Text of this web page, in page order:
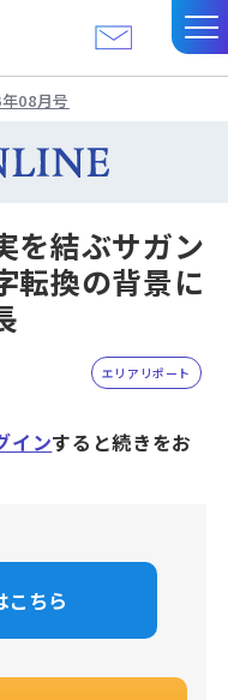
08月号
を結ぶサガン
転換の背景に
エリアリポート
インすると続きをお
こちら